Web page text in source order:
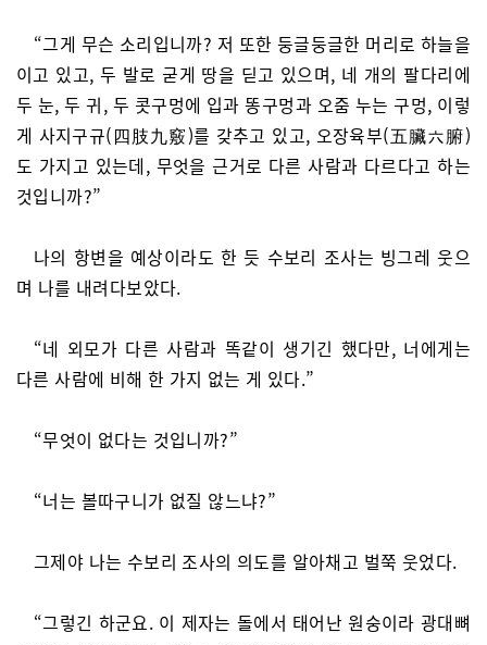
“그게 무슨 소리입니까? 저 또한 둥글둥글한 머리로 하늘을
이고 있고, 두 발로 굳게 땅을 딛고 있으며, 네 개의 팔다리에
두 눈, 두 귀, 두 콧구멍에 입과 똥구멍과 오줌 누는 구멍, 이렇
게 사지구규(四肢九竅)를 갖추고 있고, 오장육부(五臟六腑)
도 가지고 있는데, 무엇을 근거로 다른 사람과 다르다고 하는
것입니까?”
나의 항변을 예상이라도 한 듯 수보리 조사는 빙그레 웃으
며 나를 내려다보았다.
“네 외모가 다른 사람과 똑같이 생기긴 했다만, 너에게는
다른 사람에 비해 한 가지 없는 게 있다.”
“무엇이 없다는 것입니까?”
“너는 볼따구니가 없질 않느냐?”
그제야 나는 수보리 조사의 의도를 알아채고 벌쭉 웃었다.
“그렇긴 하군요. 이 제자는 돌에서 태어난 원숭이라 광대뼈